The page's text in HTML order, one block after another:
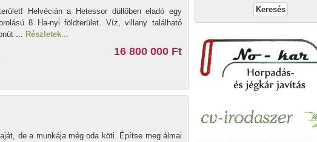
Helvécián a Hetessor düllőben eladó egy
8 Ha-nyi földterület. Víz, villany található
... Részletek...
16 800 000 Ft
de a munkája még oda köti. Építse meg álmai